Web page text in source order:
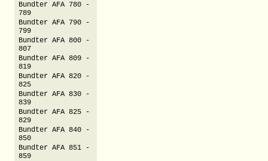
Bundter AFA 780 -
789
Bundter AFA 790 -
799
Bundter AFA 800 -
807
Bundter AFA 809 -
819
Bundter AFA 820 -
825
Bundter AFA 830 -
839
Bundter AFA 825 -
829
Bundter AFA 840 -
850
Bundter AFA 851 -
859